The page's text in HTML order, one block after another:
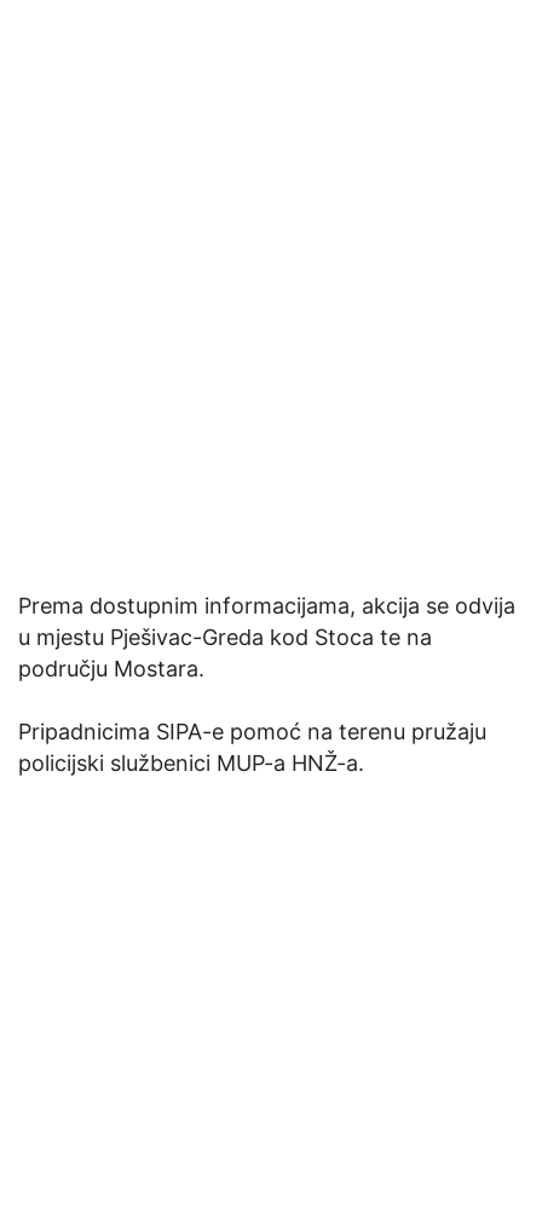
Prema dostupnim informacijama, akcija se odvija
u mjestu Pješivac-Greda kod Stoca te na
području Mostara.
Pripadnicima SIPA-e pomoć na terenu pružaju
policijski službenici MUP-a HNŽ-a.